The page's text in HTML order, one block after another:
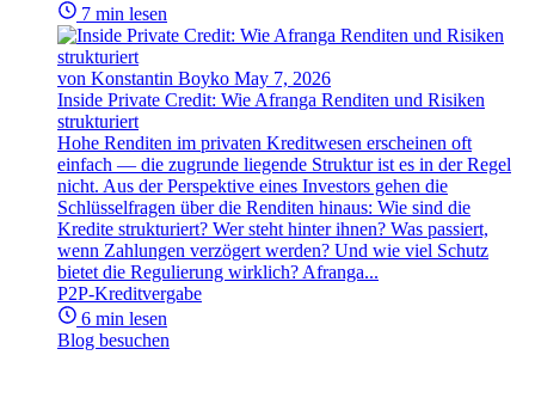
7 min lesen
von Konstantin Boyko May 7, 2026
Inside Private Credit: Wie Afranga Renditen und Risiken
strukturiert
Hohe Renditen im privaten Kreditwesen erscheinen oft
einfach — die zugrunde liegende Struktur ist es in der Regel
nicht. Aus der Perspektive eines Investors gehen die
Schlüsselfragen über die Renditen hinaus: Wie sind die
Kredite strukturiert? Wer steht hinter ihnen? Was passiert,
wenn Zahlungen verzögert werden? Und wie viel Schutz
bietet die Regulierung wirklich? Afranga...
P2P-Kreditvergabe
6 min lesen
Blog besuchen